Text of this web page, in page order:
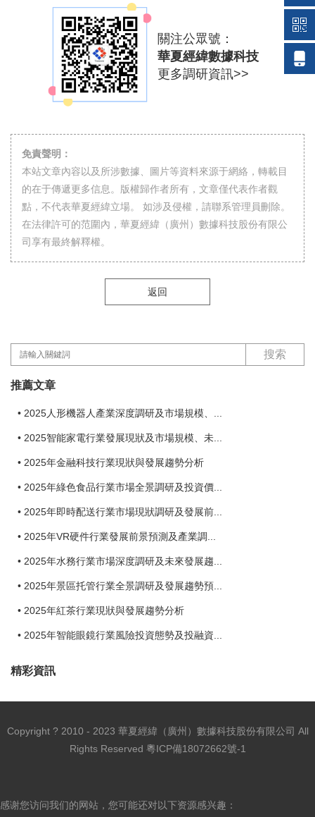
關注公眾號：
華夏經緯數據科技
更多調研資訊>>
免責聲明：
本站文章內容以及所涉數據、圖片等資料來源于網絡，轉載目
的在于傳遞更多信息。版權歸作者所有，文章僅代表作者觀
點，不代表華夏經緯立場。 如涉及侵權，請聯系管理員刪除。
在法律許可的范圍內，華夏經緯（廣州）數據科技股份有限公
司享有最終解釋權。
返回
搜索
推薦文章
2025人形機器人產業深度調研及市場規模、...
2025智能家電行業發展現狀及市場規模、未...
2025年金融科技行業現狀與發展趨勢分析
2025年綠色食品行業市場全景調研及投資價...
2025年即時配送行業市場現狀調研及發展前...
2025年VR硬件行業發展前景預測及產業調...
2025年水務行業市場深度調研及未來發展趨...
2025年景區托管行業全景調研及發展趨勢預...
2025年紅茶行業現狀與發展趨勢分析
2025年智能眼鏡行業風險投資態勢及投融資...
精彩資訊
Copyright ? 2010 - 2023 華夏經緯（廣州）數據科技股份有限公司 All
Rights Reserved 粵ICP備18072662號-1
感谢您访问我们的网站，您可能还对以下资源感兴趣：